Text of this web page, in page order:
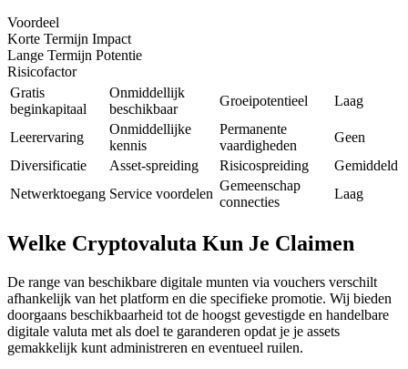
Voordeel
Korte Termijn Impact
Lange Termijn Potentie
Risicofactor
Gratis
beginkapitaal
Onmiddellijk
beschikbaar
Groeipotentieel Laag
Leerervaring
Onmiddellijke
kennis
Permanente
vaardigheden
Geen
Diversificatie
Asset-spreiding Risicospreiding
Gemiddeld
Netwerktoegang Service voordelen
Gemeenschap
connecties
Laag
Welke Cryptovaluta Kun Je Claimen
De range van beschikbare digitale munten via vouchers verschilt
afhankelijk van het platform en die specifieke promotie. Wij bieden
doorgaans beschikbaarheid tot de hoogst gevestigde en handelbare
digitale valuta met als doel te garanderen opdat je je assets
gemakkelijk kunt administreren en eventueel ruilen.